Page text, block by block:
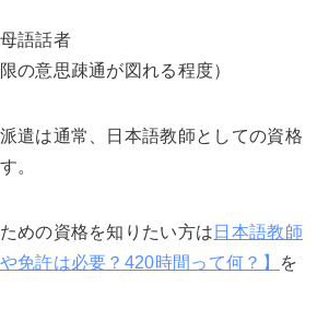
語話者
の意思疎通が図れる程度）
遣は通常、日本語教師としての資格
。
めの資格を知りたい方は 日本語教師
免許は必要？420時間って何？】
を